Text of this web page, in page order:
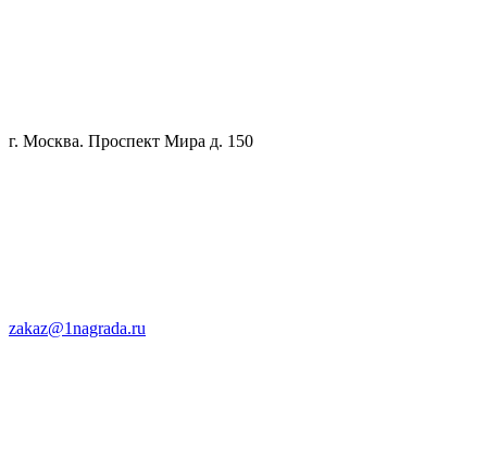
г. Москва. Проспект Мира д. 150
zakaz@1nagrada.ru